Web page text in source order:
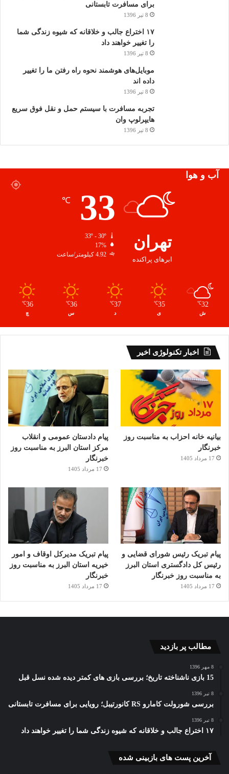
برای مسافرت تابستانی
8 تیر 1396
۱۷ اختراع جالب و خلاقانه که شیوه زندگی شما
را تغییر خواهند داد
8 تیر 1396
موبایل‌های هوشمند نحوه راه رفتن ما را تغییر
داده اند
8 تیر 1396
تجربه مسافرت با سیستم حمل و نقل فوق سریع
هایپرلوپ وان
8 تیر 1396
آب و هوا
تهران
ابرهای پراکنده
33
℃
17%
4.92 کیلومتر/ساعت
32
℃
ش
35
℃
ی
37
℃
د
36
℃
س
36
℃
چ
اخبار تکنولوژی اخیر
بیانیه خانه احزاب به مناسبت روز
خبرنگار
17 مرداد 1405
پیام دادستان عمومی و انقلاب
مرکز استان البرز به مناسبت روز
خبرنگار
17 مرداد 1405
پیام تبریک رئیس شورای قضایی و
رئیس کل دادگستری استان البرز
به مناسبت روز خبرنگار
17 مرداد 1405
پیام تبریک مدیرکل اوقاف و امور
خیریه استان البرز به مناسبت روز
خبرنگار
17 مرداد 1405
مطالب پر بازدید
8 مهر 1396
15 بازی ناشناخته تاریخ؛ بررسی بازی های کمتر دیده شده نسل قبل
8 تیر 1396
بررسی شورولت کامارو RS کانورتیبل؛ رویایی برای مسافرت تابستانی
8 تیر 1396
۱۷ اختراع جالب و خلاقانه که شیوه زندگی شما را تغییر خواهند داد
آخرین پست های بازبینی شده